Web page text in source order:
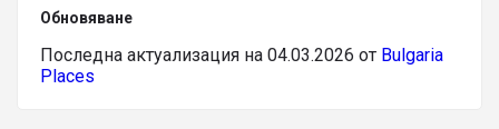
Обновяване
Последна актуализация на 04.03.2026 от Bulgaria
Places